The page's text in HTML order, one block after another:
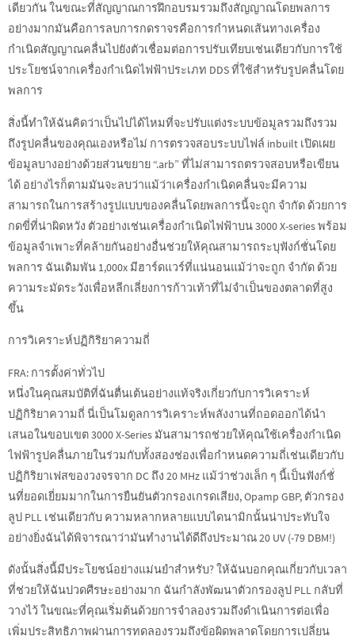
เดียวกัน ในขณะที่สัญญาณการฝึกอบรมรวมถึงสัญญาณโดยพลการ
อย่างมากมันคือการลบการกดราจรคือการกำหนดเส้นทางเครื่อง
กำเนิดสัญญาณคลื่นไปยังตัวเชื่อมต่อการปรับเทียบเช่นเดียวกับการใช้
ประโยชน์จากเครื่องกำเนิดไฟฟ้าประเภท DDS ที่ใช้สำหรับรูปคลื่นโดย
พลการ
สิ่งนี้ทำให้ฉันคิดว่าเป็นไปได้ไหมที่จะปรับแต่งระบบข้อมูลรวมถึงรวม
ถึงรูปคลื่นของคุณเองหรือไม่ การตรวจสอบระบบไฟล์ inbuilt เปิดเผย
ข้อมูลบางอย่างด้วยส่วนขยาย “.arb” ที่ไม่สามารถตรวจสอบหรือเขียน
ได้ อย่างไรก็ตามมันจะลบว่าแม้ว่าเครื่องกำเนิดคลื่นจะมีความ
สามารถในการสร้างรูปแบบของคลื่นโดยพลการนี้จะถูก จำกัด ด้วยการ
กดขี่ที่น่าผิดหวัง ตัวอย่างเช่นเครื่องกำเนิดไฟฟ้าบน 3000 X-series พร้อม
ข้อมูลจำเพาะที่คล้ายกันอย่างอื่นช่วยให้คุณสามารถระบุฟังก์ชั่นโดย
พลการ ฉันเดิมพัน 1,000x มีฮาร์ดแวร์ที่แน่นอนแม้ว่าจะถูก จำกัด ด้วย
ความระมัดระวังเพื่อหลีกเลี่ยงการก้าวเท้าที่ไม่จำเป็นของตลาดที่สูง
ขึ้น
การวิเคราะห์ปฏิกิริยาความถี่
FRA: การตั้งค่าทั่วไป
หนึ่งในคุณสมบัติที่ฉันตื่นเต้นอย่างแท้จริงเกี่ยวกับการวิเคราะห์
ปฏิกิริยาความถี่ นี่เป็นโมดูลการวิเคราะห์พลังงานที่ถอดออกได้นำ
เสนอในขอบเขต 3000 X-Series มันสามารถช่วยให้คุณใช้เครื่องกำเนิด
ไฟฟ้ารูปคลื่นภายในร่วมกับทั้งสองช่องเพื่อกำหนดความถี่เช่นเดียวกับ
ปฏิกิริยาเฟสของวงจรจาก DC ถึง 20 MHz แม้ว่าช่วงเล็ก ๆ นี้เป็นฟังก์ชั่
นที่ยอดเยี่ยมมากในการยืนยันตัวกรองเกรดเสียง, Opamp GBP, ตัวกรอง
ลูป PLL เช่นเดียวกับ ความหลากหลายแบบไดนามิกนั้นน่าประทับใจ
อย่างยิ่งฉันได้พิจารณาว่ามันทำงานได้ดีถึงประมาณ 20 UV (-79 DBM!)
ดังนั้นสิ่งนี้มีประโยชน์อย่างแม่นยำสำหรับ? ให้ฉันบอกคุณเกี่ยวกับเวลา
ที่ช่วยให้ฉันปวดศีรษะอย่างมาก ฉันกำลังพัฒนาตัวกรองลูป PLL กลับที่
วางไว้ ในขณะที่คุณเริ่มต้นด้วยการจำลองรวมถึงดำเนินการต่อเพื่อ
เพิ่มประสิทธิภาพผ่านการทดลองรวมถึงข้อผิดพลาดโดยการเปลี่ยน